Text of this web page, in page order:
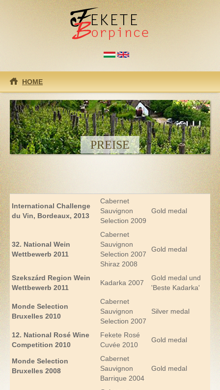
Direkt zum Inhalt
HOME
PREISE
International Challenge
du Vin, Bordeaux, 2013
Cabernet
Sauvignon
Selection 2009
Gold medal
32. National Wein
Wettbewerb 2011
Cabernet
Sauvignon
Selection 2007
Shiraz 2008
Gold medal
Szekszárd Region Wein
Wettbewerb 2011
Kadarka 2007
Gold medal und
'Beste Kadarka'
Monde Selection
Bruxelles 2010
Cabernet
Sauvignon
Selection 2007
Silver medal
12. National Rosé Wine
Competition 2010
Fekete Rosé
Cuvée 2010
Gold medal
Monde Selection
Bruxelles 2008
Cabernet
Sauvignon
Barrique 2004
Gold medal